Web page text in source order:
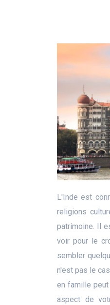
L'Inde est
religions
patrimoine. Il
voir pour le
sembler
n'est pas le
en famille
aspect de